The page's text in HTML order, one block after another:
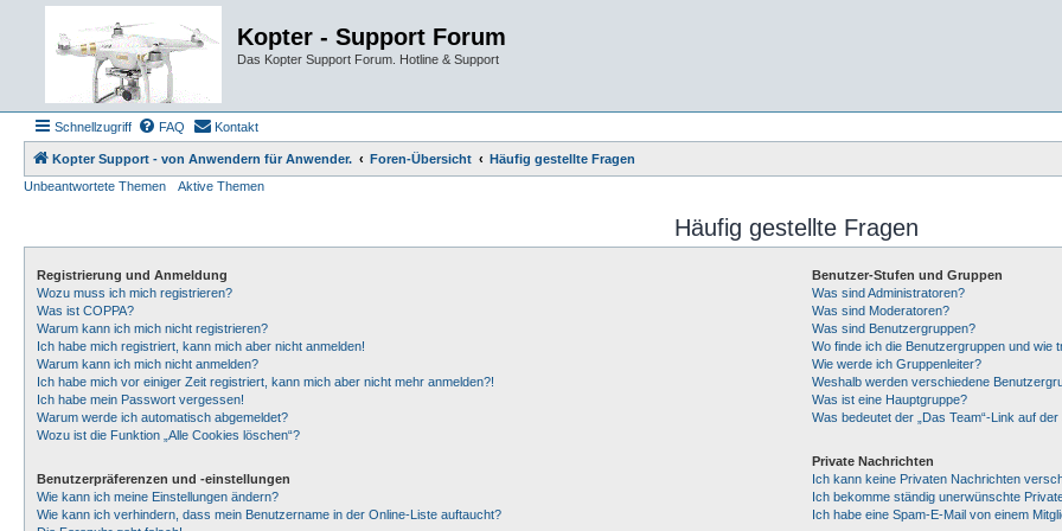
Kopter - Support Forum
Das Kopter Support Forum. Hotline & Support
Schnellzugriff FAQ Kontakt
Kopter Support - von Anwendern für Anwender. Foren-Übersicht
Häufig gestellte Fragen
Unbeantwortete Themen
Aktive Themen
Häufig gestellte Fragen
Registrierung und Anmeldung
Wozu muss ich mich registrieren?
Was ist COPPA?
Warum kann ich mich nicht registrieren?
Ich habe mich registriert, kann mich aber nicht anmelden!
Warum kann ich mich nicht anmelden?
Ich habe mich vor einiger Zeit registriert, kann mich aber nicht mehr anmelden?!
Ich habe mein Passwort vergessen!
Warum werde ich automatisch abgemeldet?
Wozu ist die Funktion „Alle Cookies löschen“?
Benutzerpräferenzen und -einstellungen
Wie kann ich meine Einstellungen ändern?
Wie kann ich verhindern, dass mein Benutzername in der Online-Liste auftaucht?
Benutzer-Stufen und Gruppen
Was sind Administratoren?
Was sind Moderatoren?
Was sind Benutzergruppen?
Wo finde ich die Benutzergruppen und wie
Wie werde ich Gruppenleiter?
Weshalb werden verschiedene
Was ist eine Hauptgruppe?
Was bedeutet der „Das Team“-Link auf
Private Nachrichten
Ich kann keine Privaten Nachrichten
Ich bekomme ständig unerwünschte
Ich habe eine Spam-E-Mail von einem